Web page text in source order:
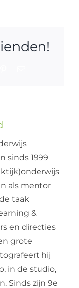
sinds 1999
als mentor
taak
&
en directies
grote
hij
in de studio,
Sinds zijn 9e